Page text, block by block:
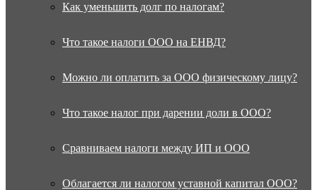
Как уменьшить долг по налогам?
Что такое налоги ООО на ЕНВД?
Можно ли оплатить за ООО физическому лицу?
Что такое налог при дарении доли в ООО?
Сравниваем налоги между ИП и ООО
Облагается ли налогом уставной капитал ООО?